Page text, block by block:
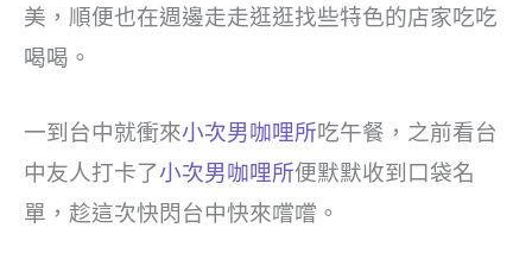
美，順便也在週邊走走逛逛找些特色的店家吃吃
喝喝。
一到台中就衝來小次男咖哩所吃午餐，之前看台
中友人打卡了小次男咖哩所便默默收到口袋名
單，趁這次快閃台中快來嚐嚐。